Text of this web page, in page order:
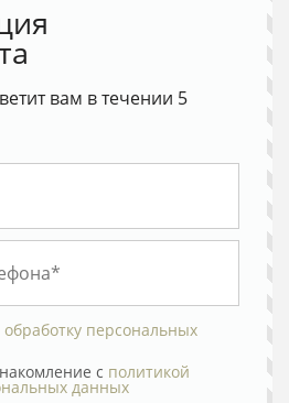
вам в течении 5
обработку персональных
с политикой
данных